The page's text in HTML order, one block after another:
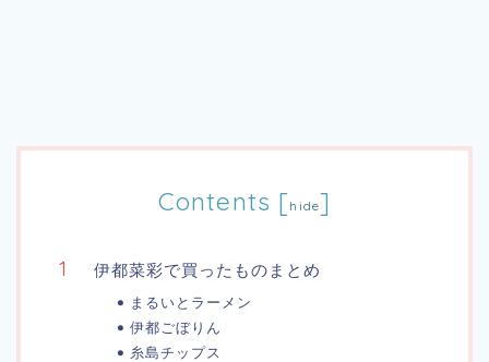
Contents [hide]
伊都菜彩で買ったものまとめ
まるいとラーメン
伊都ごぼりん
糸島チップス